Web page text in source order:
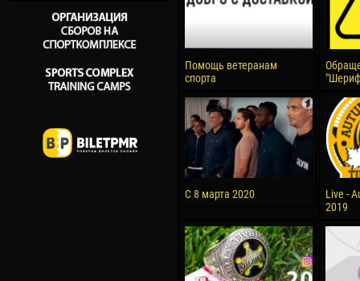
Помощь ветеранам
спорта
С 8 марта 2020
Live -
2019